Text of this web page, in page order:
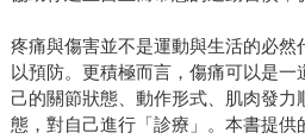
疼痛與傷害並不是運動與生活的必然
以預防。更積極而言，傷痛可以是一
己的關節狀態、動作形式、肌肉發力
態，對自己進行「診療」。本書提供